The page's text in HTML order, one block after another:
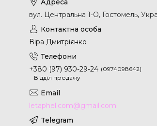
вул. Центральна 1-О, Гостомель,
Віра Дмитрієнко
+380 (97) 930-29-24
0974098642
Відділ продажу
letaphel.com@gmail.com